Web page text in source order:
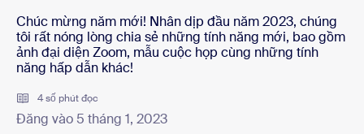
Chúc mừng năm mới! Nhân dịp đầu năm 2023, chúng
tôi rất nóng lòng chia sẻ những tính năng mới, bao gồm
ảnh đại diện Zoom, mẫu cuộc họp cùng những tính
năng hấp dẫn khác!
4 số phút đọc
Đăng vào 5 tháng 1, 2023